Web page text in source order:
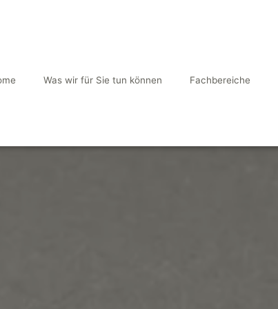
Was wir für Sie tun können Fachbereiche